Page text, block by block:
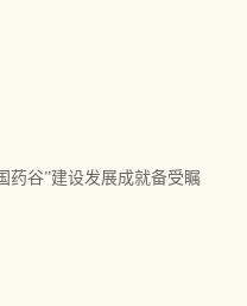
药谷”建设发展成就备受瞩